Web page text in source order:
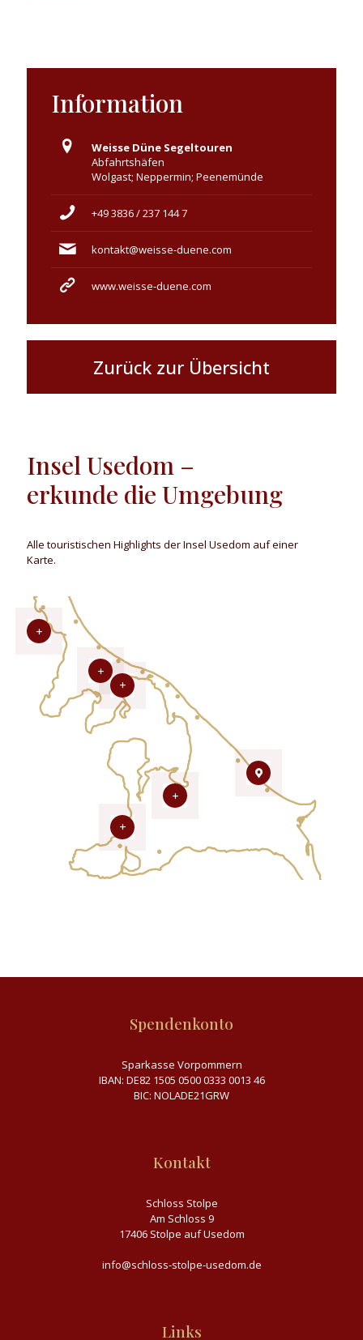
Information
Weisse Düne Segeltouren
Abfahrtshäfen
Wolgast; Neppermin; Peenemünde
+49 3836 / 237 144 7
kontakt@weisse-duene.com
www.weisse-duene.com
Zurück zur Übersicht
Insel Usedom –
erkunde die Umgebung
Alle touristischen Highlights der Insel Usedom auf einer
Karte.
Spendenkonto
Sparkasse Vorpommern
IBAN: DE82 1505 0500 0333 0013 46
BIC: NOLADE21GRW
Kontakt
Schloss Stolpe
Am Schloss 9
17406 Stolpe auf Usedom
info@schloss-stolpe-usedom.de
Links